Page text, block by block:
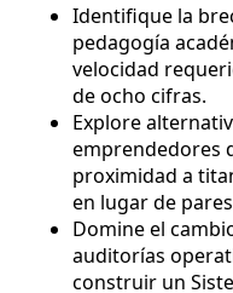
Identifique la
pedagogía
velocidad
de ocho cifras.
Explore
emprendedores
proximidad a
en lugar de
Domine el
auditorías
construir un